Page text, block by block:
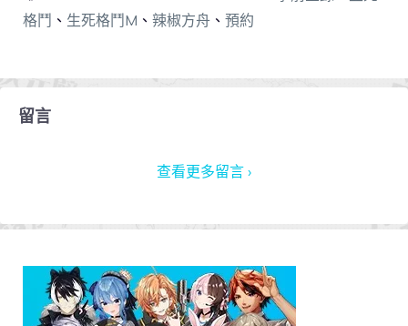
格鬥 、 生死格鬥M 、 辣椒方舟 、 預約
留言
查看更多留言 ›